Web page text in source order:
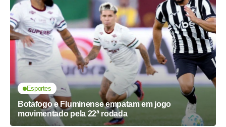
Esportes
Botafogo e Fluminense empatam em jogo
movimentado pela 22ª rodada